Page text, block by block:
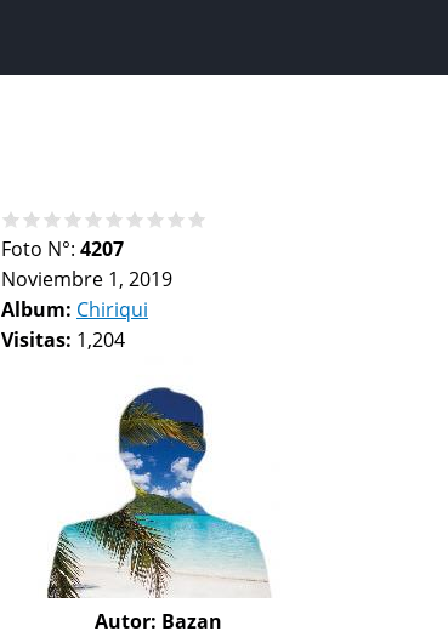
Foto N°: 4207
Noviembre 1, 2019
Album: Chiriqui
Visitas: 1,204
Autor: Bazan